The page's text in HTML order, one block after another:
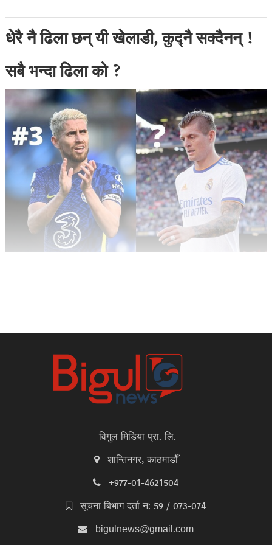
धेरै नै ढिला छन् यी खेलाडी, कुद्नै सक्दैनन् !
सबै भन्दा ढिला को ?
विगुल मिडिया प्रा. लि.
शान्तिनगर, काठमाडौँ
+977-01-4621504
सूचना बिभाग दर्ता न: 59 / 073-074
bigulnews@gmail.com